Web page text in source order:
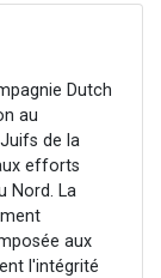
Dutch
au
de la
efforts
Nord. La
aux
l'intégrité